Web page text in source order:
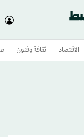
الاقتصاد ثقافة وفنون